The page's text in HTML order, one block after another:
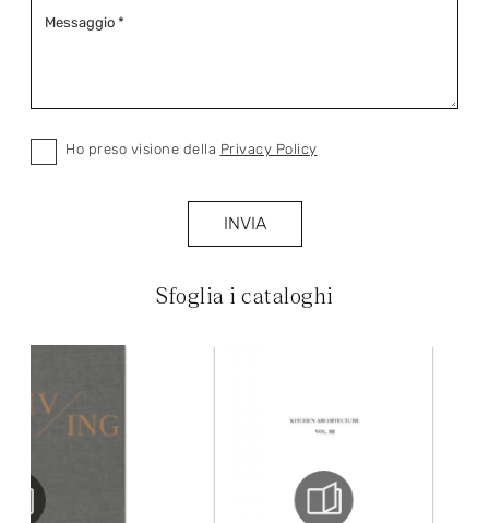
Sfoglia i cataloghi
Ho preso visione della Privacy Policy
INVIA